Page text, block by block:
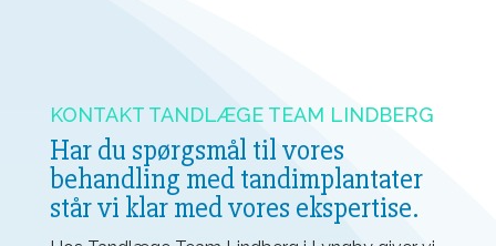
KONTAKT TANDLÆGE TEAM LINDBERG
Har du spørgsmål til vores
behandling med tandimplantater
står vi klar med vores ekspertise.